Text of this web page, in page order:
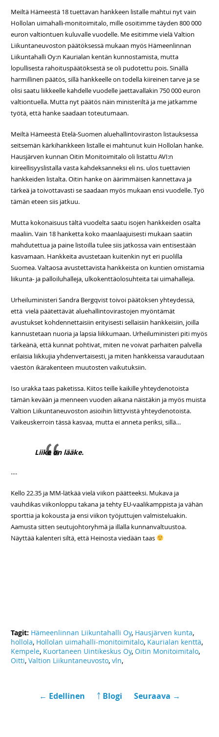
Meiltä Hämeestä 18 tuettavan hankkeen listalle mahtui nyt vain
Hollolan uimahalli-monitoimitalo, mille osoitimme täyden 800 000
euron valtiontuen kuluvalle vuodelle. Me esitimme vielä Valtion
Liikuntaneuvoston päätöksessä mukaan myös Hämeenlinnan
Liikuntahalli Oy:n Kaurialan kentän kunnostamista, mutta
lopullisesta rahoituspäätöksestä se oli pudotettu pois. Sinällä
harmillinen päätös, sillä hankkeelle on todella kiireinen tarve ja se
olisi saatu liikkeelle kahdelle vuodelle jaettavallakin 750 000 euron
valtiontuella. Mutta nyt päätös näin ministeriltä ja me jatkamme
työtä, että hanke saadaan toteutumaan.
Meiltä Hämeestä Etelä-Suomen aluehallintoviraston listauksessa
seitsemän kärkihankkeen listalle ei mahtunut kuin Hollolan hanke.
Hausjärven kunnan Oitin Monitoimitalo oli listattu AVI:n
kiireellisyyslistalla vasta kahdeksanneksi eli ns. ulos tuettavien
hankkeiden listalta. Oitin hanke on äärimmäisen kannettava ja
tärkeä ja toivottavasti se saadaan myös mukaan ensi vuodelle. Työ
tämän eteen siis jatkuu.
Mutta kokonaisuus tältä vuodelta saatu isojen hankkeiden osalta
maaliin. Vain 18 hanketta koko maanlaajuisesti mukaan saatiin
mahdutettua ja paine listoilla tulee siis jatkossa vain entisestään
kasvamaan. Hankkeita avustetaan kuitenkin nyt eri puolilla
Suomea. Valtaosa avustettavista hankkeista on kuntien omistamia
liikunta- ja palloiluhalleja, ulkokenttäolosuhteita tai uimahalleja.
Urheiluministeri Sandra Bergqvist toivoi päätöksen yhteydessä,
että vielä päätettävät aluehallintovirastojen myöntämät
avustukset kohdennettaisiin erityisesti sellaisiin hankkeisiin, joilla
kannustetaan nuoria ja lapsia liikkumaan. Urheiluministeri piti myös
tärkeänä, että kunnat pohtivat, miten ne voivat parhaiten palvella
erilaisia liikkujia yhdenvertaisesti, ja miten hankkeissa varaudutaan
väestön ikärakenteen muutosten vaikutuksiin.
Iso urakka taas paketissa. Kiitos teille kaikille yhteydenotoista
tämän kevään ja menneen vuoden aikana näistäkin ja myös muista
Valtion Liikuntaneuvoston asioihin liittyvistä yhteydenotoista.
Vaikeuskerroin tässä kasvaa, mutta ei anneta periksi, sillä…
Liike on lääke.
….
Kello 22.35 ja MM-lätkää vielä viikon päätteeksi. Mukava ja
vauhdikas viikonloppu takana ja tehty EU-vaalikamppista ja vähän
sporttia ja kokousta ja ensi viikon työjuttujen valmisteluakin.
Aamusta sitten seutujohtoryhmä ja illalla kunnanvaltuustoa.
Näyttää kalenteri siltä, että Heinosta viedään taas
Tagit: Hämeenlinnan Liikuntahalli Oy, Hausjärven kunta,
hollola, Hollolan uimahalli-monitoimitalo, Kaurialan kenttä,
Kempele, Kuortaneen Uintikeskus Oy,Oitin Monitoimitalo,
Oitti,Valtion Liikuntaneuvosto,vln,
← Edellinen ￪ Blogi Seuraava →